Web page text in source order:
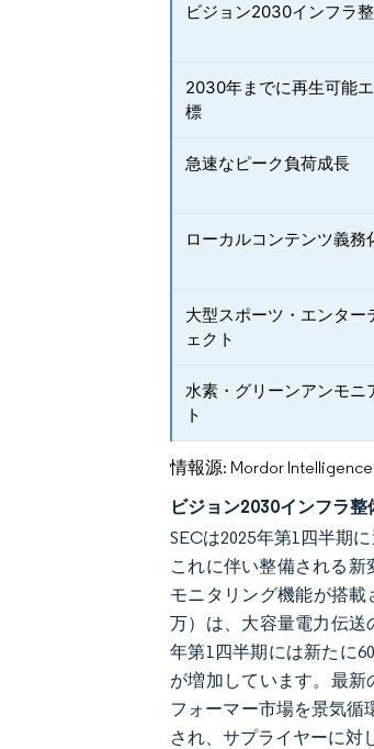
ビジョン2030インフラ
2030年までに再生可能
標
急速なピーク負荷成長
ローカルコンテンツ義務
大型スポーツ・エンター
ェクト
水素・グリーンアンモニ
ト
情報源: Mordor Intelligence
ビジョン2030インフラ
SECは2025年第1四半期
これに伴い整備される新
モニタリング機能が搭載
万）は、大容量電力伝送
年第1四半期には新たに
が増加しています。最
フォーマー市場を景気循
され、サプライヤーに対